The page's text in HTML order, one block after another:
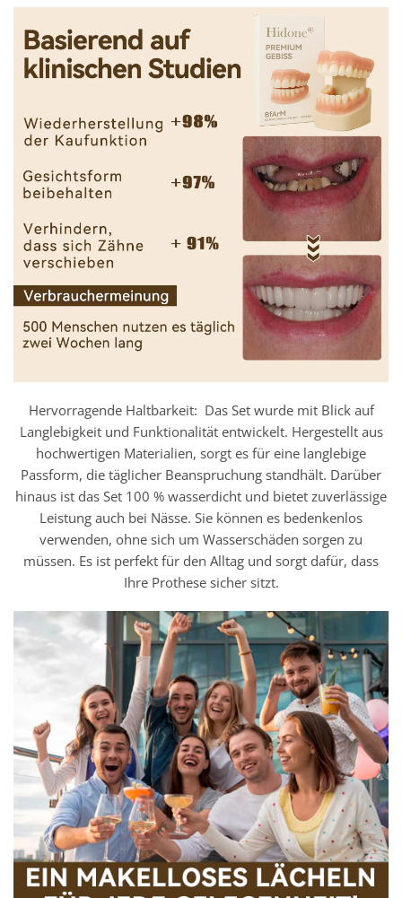
Hervorragende Haltbarkeit: Das Set wurde mit Blick auf
Langlebigkeit und Funktionalität entwickelt. Hergestellt aus
hochwertigen Materialien, sorgt es für eine langlebige
Passform, die täglicher Beanspruchung standhält. Darüber
hinaus ist das Set 100 % wasserdicht und bietet zuverlässige
Leistung auch bei Nässe. Sie können es bedenkenlos
verwenden, ohne sich um Wasserschäden sorgen zu
müssen. Es ist perfekt für den Alltag und sorgt dafür, dass
Ihre Prothese sicher sitzt.